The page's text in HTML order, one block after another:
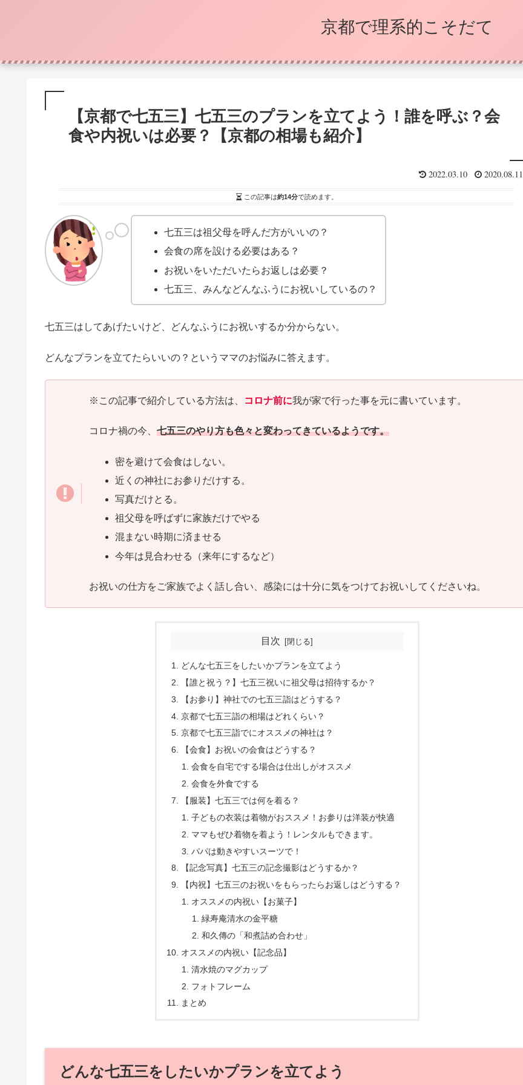
京都で理系的こそだて
【京都で七五三】七五三のプランを立てよう！誰を呼ぶ？会
食や内祝いは必要？【京都の相場も紹介】
2022.03.10 2020.08.11
この記事は約14分で読めます。
七五三は祖父母を呼んだ方がいいの？
会食の席を設ける必要はある？
お祝いをいただいたらお返しは必要？
七五三、みんなどんなふうにお祝いしているの？
七五三はしてあげたいけど、どんなふうにお祝いするか分からない。
どんなプランを立てたらいいの？というママのお悩みに答えます。
※この記事で紹介している方法は、 コロナ前に我が家で行った事を元に書いています。
コロナ禍の今、 七五三のやり方も色々と変わってきているようです。
密を避けて会食はしない。
近くの神社にお参りだけする。
写真だけとる。
祖父母を呼ばずに家族だけでやる
混まない時期に済ませる
今年は見合わせる（来年にするなど）
お祝いの仕方をご家族でよく話し合い、感染には十分に気をつけてお祝いしてくださいね。
目次
どんな七五三をしたいかプランを立てよう
【誰と祝う？】七五三祝いに祖父母は招待するか？
【お参り】神社での七五三詣はどうする？
京都で七五三詣の相場はどれくらい？
京都で七五三詣でにオススメの神社は？
【会食】お祝いの会食はどうする？
会食を自宅でする場合は仕出しがオススメ
会食を外食でする
【服装】七五三では何を着る？
子どもの衣装は着物がおススメ！お参りは洋装が快適
ママもぜひ着物を着よう！レンタルもできます。
パパは動きやすいスーツで！
【記念写真】七五三の記念撮影はどうするか？
【内祝】七五三のお祝いをもらったらお返しはどうする？
オススメの内祝い【お菓子】
緑寿庵清水の金平糖
和久傳の「和煮詰め合わせ」
オススメの内祝い【記念品】
清水焼のマグカップ
フォトフレーム
まとめ
どんな七五三をしたいかプランを立てよう